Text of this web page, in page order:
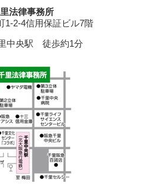
法律事務所
1-2-4信用保証ビル7階
中央駅 徒歩約1分